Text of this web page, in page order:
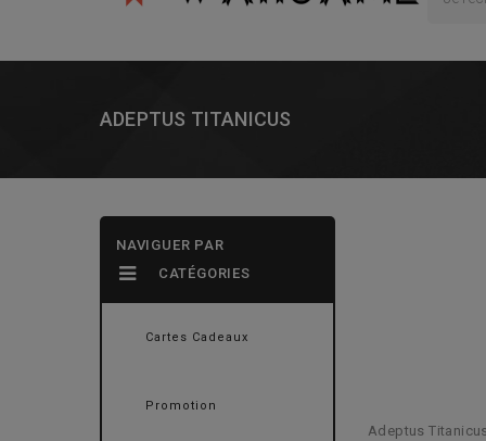
ADEPTUS TITANICUS
NAVIGUER PAR
CATÉGORIES
Cartes Cadeaux
Promotion
Adeptus